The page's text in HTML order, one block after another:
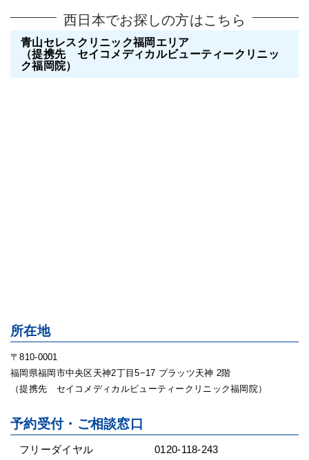
西日本でお探しの方はこちら
青山セレスクリニック福岡エリア
（提携先 セイコメディカルビューティークリニッ
ク福岡院）
所在地
〒810-0001
福岡県福岡市中央区天神2丁目5−17 プラッツ天神 2階
（提携先 セイコメディカルビューティークリニック福岡院）
予約受付・ご相談窓口
フリーダイヤル 0120-118-243